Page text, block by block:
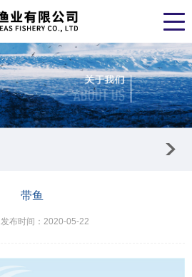
带鱼
发布时间：2020-05-22